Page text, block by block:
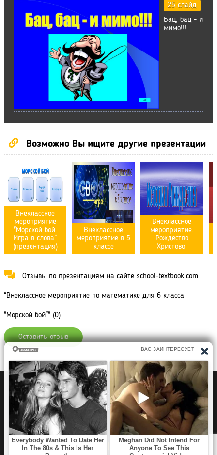
25 слайд
Бац, бац - и
мимо!!!
Возможно Вы ищите другие презентации
Внеклассное
мероприятие
"Морской бой.
Игра в слова"
(презентация)
Внеклассное
мероприятие в 5
классе
Внеклассное
мероприятие.
Рождество
Христово.
Отзывы по презентациям на сайте school-textbook.com
"Внеклассное мероприятие по математике для 6 класса
"Морской бой"" (0)
Оставить отзыв
SCHOOL TEXTBOOK
Политика конфиденциальности
Правообладателям
Рефераты Дипломы Курсовые работы
Читать книги
Аудиокниги
Раскраски для детей
Загадки, Игры Головоломки